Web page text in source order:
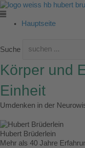
Zum
Inhalt
springen
Main
Menu
Hauptseite
Suche
Körper und
Einheit
Umdenken in der
Hubert Brüderlein
Mehr als 40 Jahre
Main
Menu
Main
Menu
Main
Menu
Main
Menu